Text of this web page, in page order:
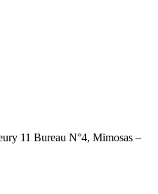
11 Bureau N°4, Mimosas –